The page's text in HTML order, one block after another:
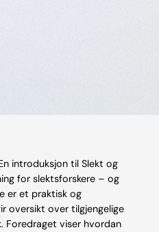
introduksjon til Slekt og
for slektsforskere – og
er et praktisk og
oversikt over tilgjengelige
Foredraget viser hvordan